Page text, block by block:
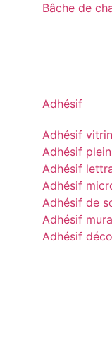
Bâche de
Adhésif
Adhésif
Adhésif plein
Adhésif
Adhésif
Adhésif de
Adhésif
Adhésif déco